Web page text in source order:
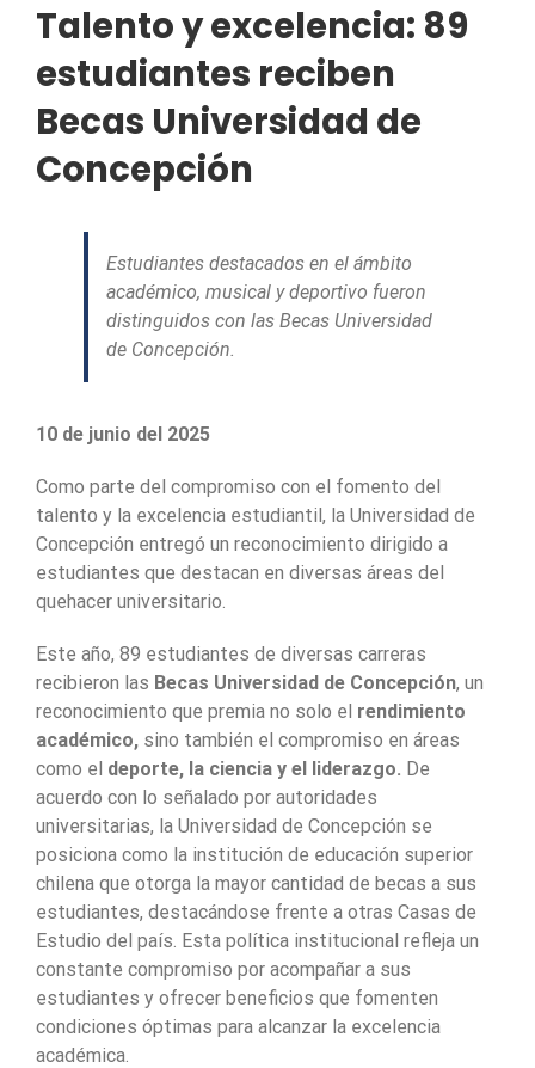
Talento y excelencia: 89
estudiantes reciben
Becas Universidad de
Concepción
Estudiantes destacados en el ámbito
académico, musical y deportivo fueron
distinguidos con las Becas Universidad
de Concepción.
10 de junio del 2025
Como parte del compromiso con el fomento del
talento y la excelencia estudiantil, la Universidad de
Concepción entregó un reconocimiento dirigido a
estudiantes que destacan en diversas áreas del
quehacer universitario.
Este año, 89 estudiantes de diversas carreras
recibieron las Becas Universidad de Concepción, un
reconocimiento que premia no solo el rendimiento
académico, sino también el compromiso en áreas
como el deporte, la ciencia y el liderazgo. De
acuerdo con lo señalado por autoridades
universitarias, la Universidad de Concepción se
posiciona como la institución de educación superior
chilena que otorga la mayor cantidad de becas a sus
estudiantes, destacándose frente a otras Casas de
Estudio del país. Esta política institucional refleja un
constante compromiso por acompañar a sus
estudiantes y ofrecer beneficios que fomenten
condiciones óptimas para alcanzar la excelencia
académica.